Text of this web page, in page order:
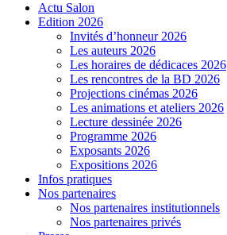
Actu Salon
Edition 2026
Invités d’honneur 2026
Les auteurs 2026
Les horaires de dédicaces 2026
Les rencontres de la BD 2026
Projections cinémas 2026
Les animations et ateliers 2026
Lecture dessinée 2026
Programme 2026
Exposants 2026
Expositions 2026
Infos pratiques
Nos partenaires
Nos partenaires institutionnels
Nos partenaires privés